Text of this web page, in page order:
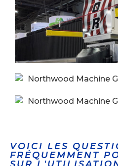
VOICI LES
FRÉQUEMMENT